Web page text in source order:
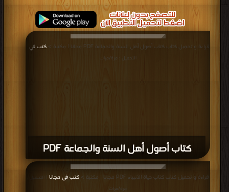
كتاب أصول أهل السنة والجماعة PDF
قراءة و تحميل كتاب كتاب أصول أهل السنة والجماعة PDF مجانا | مكتبة > كتب في
التحميل : مرة/مرات
قراءة و تحميل كتاب كتاب حياة الأنبياء PDF مجانا | مكتبة > كتب في مجانا | التحميل :
مرة/مرات